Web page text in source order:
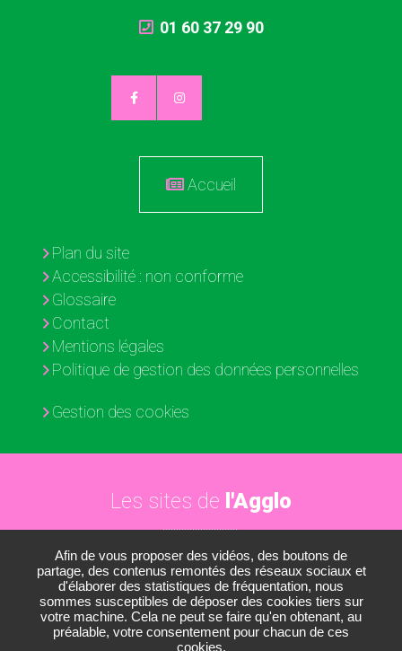
Afin de vous proposer des vidéos, des boutons de
partage, des contenus remontés des réseaux sociaux et
d'élaborer des statistiques de fréquentation, nous
sommes susceptibles de déposer des cookies tiers sur
votre machine. Cela ne peut se faire qu'en obtenant, au
préalable, votre consentement pour chacun de ces
cookies.
01 60 37 29 90
Accueil
Plan du site
Accessibilité : non conforme
Glossaire
Contact
Mentions légales
Politique de gestion des données personnelles
Gestion des cookies
Les sites de l'Agglo
Paris - Vallée de la Marne
Les médiathèques
Les conservatoires